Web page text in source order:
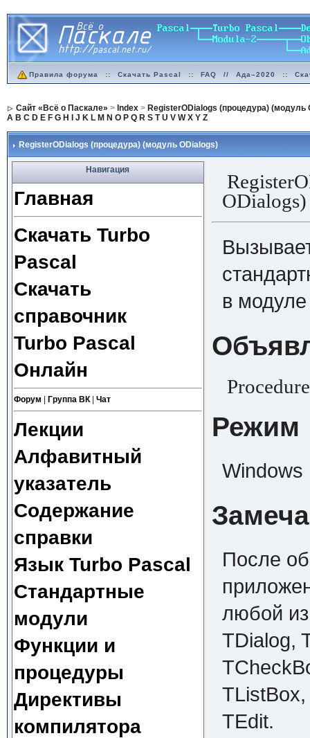
Правила форума :: Скачать Pascal :: FAQ // Ада–2020 ::
Сайт «Всё о Паскале» > Index> RegisterODialogs (процедура) (модуль
A B C D E F G H J K L M N O P Q R S T U V W X Y Z
RegisterODialogs (процедура) (модуль ODialogs)
Навигация
Главная
Скачать Turbo
Pascal
Скачать
справочник
Turbo Pascal
Онлайн
Форум Группа ВК| Чат
Лекции
Алфавитный
указатель
Содержание
справки
Язык Turbo Pascal
Стандартные
модули
Функции и
процедуры
Директивы
компилятора
ODialogs)
в
Режим
Windows
После
любой
TDialog,
TEdit.